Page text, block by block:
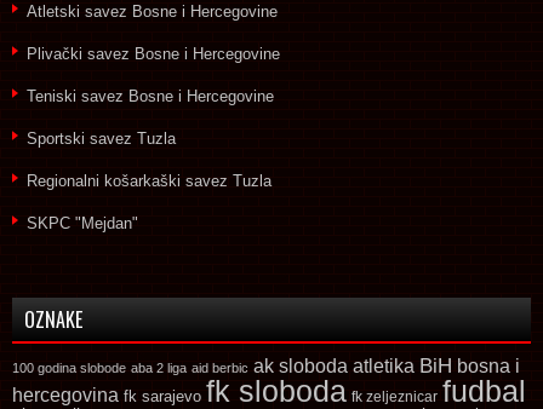
Atletski savez Bosne i Hercegovine
Plivački savez Bosne i Hercegovine
Teniski savez Bosne i Hercegovine
Sportski savez Tuzla
Regionalni košarkaški savez Tuzla
SKPC "Mejdan"
OZNAKE
100 godina slobode aba 2 liga aid berbic ak sloboda atletika BiH bosna i
hercegovina fk sarajevo fk sloboda fk zeljeznicar fudbal